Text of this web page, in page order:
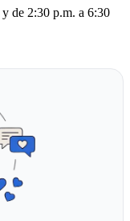
de 2:30 p.m. a 6:30